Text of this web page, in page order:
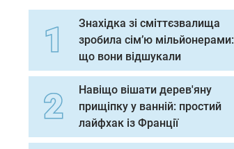
Знахідка зі сміттєзвалища
зробила сім’ю мільйонерами:
що вони відшукали
Навіщо вішати дерев'яну
прищіпку у ванній: простий
лайфхак із Франції